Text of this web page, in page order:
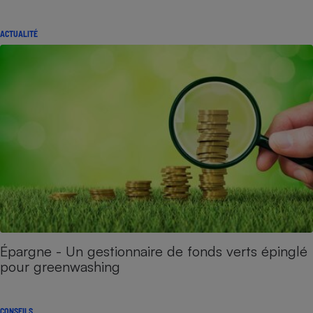
ACTUALITÉ
Épargne - Un gestionnaire de fonds verts épinglé
pour greenwashing
CONSEILS